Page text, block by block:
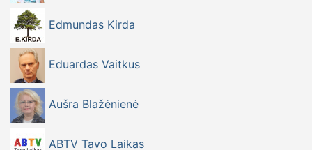
Edmundas Kirda
Eduardas Vaitkus
Aušra Blažėnienė
ABTV Tavo Laikas